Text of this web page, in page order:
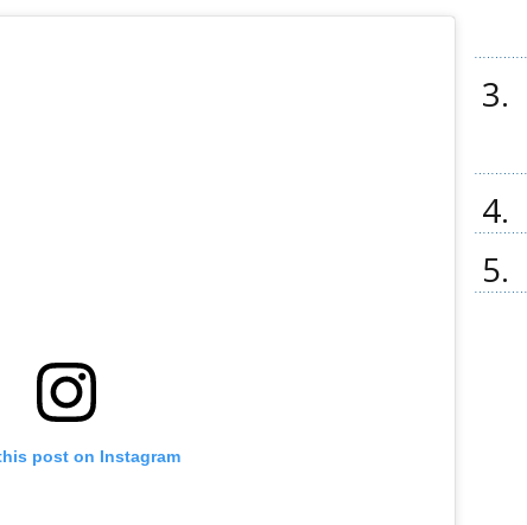
post on Instagram
3
4
5